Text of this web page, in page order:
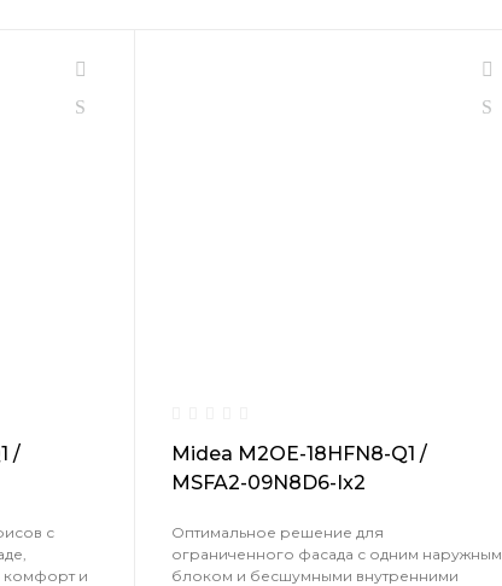
/
с
и
Midea M2OE-18HFN8-Q1 /
MSFA2-09N8D6-Ix2
Оптимальное решение для
ограниченного фасада с одним наружным
блоком и бесшумными внутренними